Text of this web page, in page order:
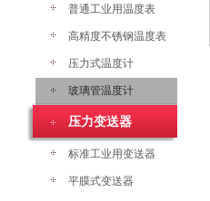
普通工业用温度表
高精度不锈钢温度表
压力式温度计
玻璃管温度计
压力变送器
标准工业用变送器
平膜式变送器